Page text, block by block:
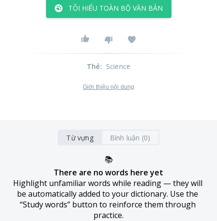
TÔI HIỂU TOÀN BỘ VĂN BẢN
Thẻ: Science
Giới thiệu nội dung
Từ vựng Bình luận (0)
📚
There are no words here yet
Highlight unfamiliar words while reading — they will
be automatically added to your dictionary. Use the
“Study words” button to reinforce them through
practice.